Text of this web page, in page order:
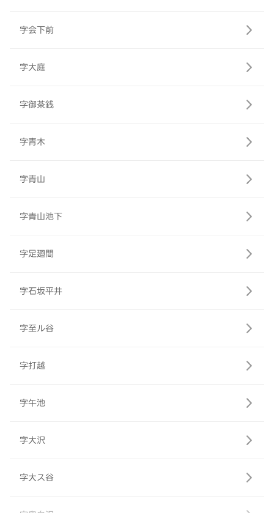
字会下前
字大庭
字御茶銭
字青木
字青山
字青山池下
字足廻間
字石坂平井
字至ル谷
字打越
字午池
字大沢
字大ス谷